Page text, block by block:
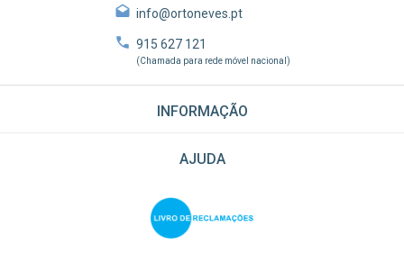
info@ortoneves.pt
915 627 121
(Chamada para rede móvel nacional)
INFORMAÇÃO
AJUDA